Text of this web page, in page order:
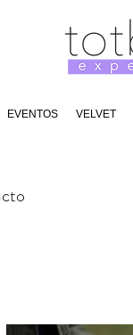
EVENTOS VELVET